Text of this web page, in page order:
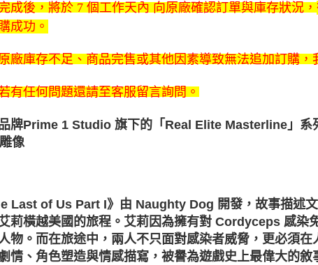
成後，將於 7 個工作天內 向原廠確認訂單與庫存狀況，
成功。
廠庫存不足、商品完售或其他因素導致無法追加訂購
有任何問題還請至客服留言詢問。
牌Prime 1 Studio 旗下的「Real Elite Masterline」系
像
Last of Us Part I》由 Naughty Dog 開發，故事描述
莉橫越美國的旅程。艾莉因為擁有對 Cordyceps 感染
物。而在旅途中，兩人不只面對感染者威脅，更必須
情、角色塑造與情感描寫，被譽為遊戲史上最偉大的敘